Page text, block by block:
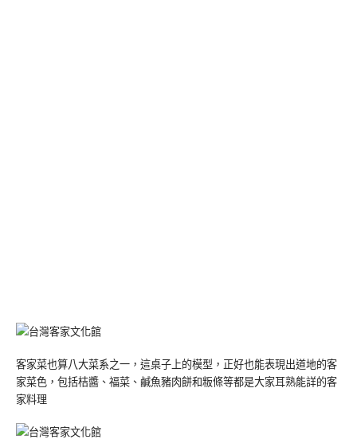
客家菜也算八大菜系之一，這桌子上的模型，正好也能表現出道地的客
家菜色，包括桔醬、福菜、鹹魚豬肉餅和粄條等都是大家耳熟能詳的客
家料理